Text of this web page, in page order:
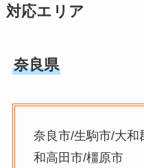
対応エリア
奈良県
奈良市/生駒市/大和
和高田市/橿原市